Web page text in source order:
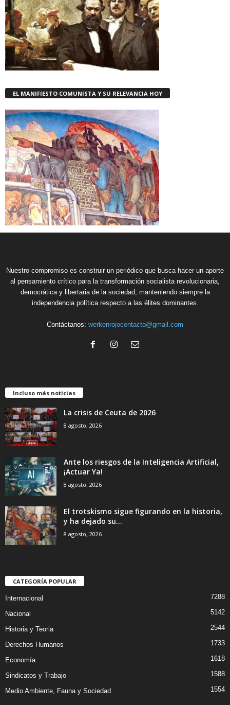
EL MANIFIESTO COMUNISTA Y SU RELEVANCIA HOY
Nuestro compromiso es construir un periódico que busca hacer un aporte
al pensamiento crítico para la transformación socialista revolucionaria,
democrática y libertaria de la sociedad, manteniendo siempre la
independencia política respecto a las élites dominantes.
Contáctanos: werkenrojocontacto@gmail.com
Incluso más noticias
La crisis de Ceuta de 2026
8 agosto, 2026
Ante los riesgos de la Inteligencia Artificial,
¡Actuar Ya!
8 agosto, 2026
El trotskismo sigue figurando en la historia,
y ha dejado su...
8 agosto, 2026
CATEGORÍA POPULAR
Internacional 7288
Nacional 5142
Historia y Teoria 2544
Derechos Humanos 1733
Economía 1618
Sindicatos y Trabajo 1588
Medio Ambiente, Fauna y Sociedad 1554